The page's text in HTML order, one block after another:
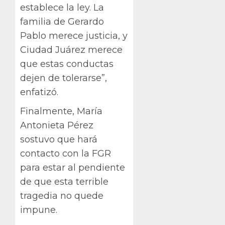
establece la ley. La
familia de Gerardo
Pablo merece justicia, y
Ciudad Juárez merece
que estas conductas
dejen de tolerarse”,
enfatizó.
Finalmente, María
Antonieta Pérez
sostuvo que hará
contacto con la FGR
para estar al pendiente
de que esta terrible
tragedia no quede
impune.